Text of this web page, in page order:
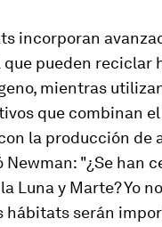
incorporan
pueden reciclar
mientras
que combinan
la producción de
Newman: "¿Se han
Luna y Marte? Yo
hábitats serán